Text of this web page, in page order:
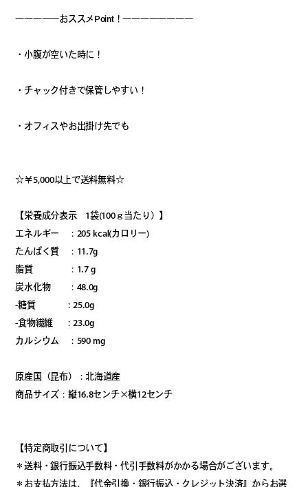
―――――おススメPoint！――――――――
・小腹が空いた時に！
・チャック付きで保管しやすい！
・オフィスやお出掛け先でも
☆￥5,000以上で送料無料☆
【栄養成分表示 1袋(100ｇ当たり）】
エネルギー ：205 kcal(カロリー)
たんぱく質 ：11.7g
脂質 ：1.7 g
炭水化物 ：48.0g
-糖質 ：25.0g
-食物繊維 ：23.0g
カルシウム ：590 mg
原産国（昆布）：北海道産
商品サイズ：縦16.8センチ×横12センチ
【特定商取引について】
＊送料・銀行振込手数料・代引手数料がかかる場合がございます。
＊お支払方法は、『代金引換・銀行振込・クレジット決済』からお選